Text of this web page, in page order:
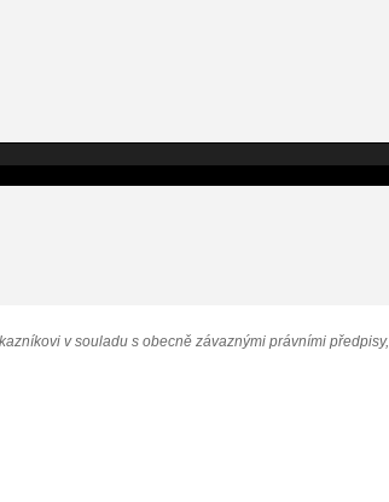
v souladu s obecně závaznými právními předpisy,